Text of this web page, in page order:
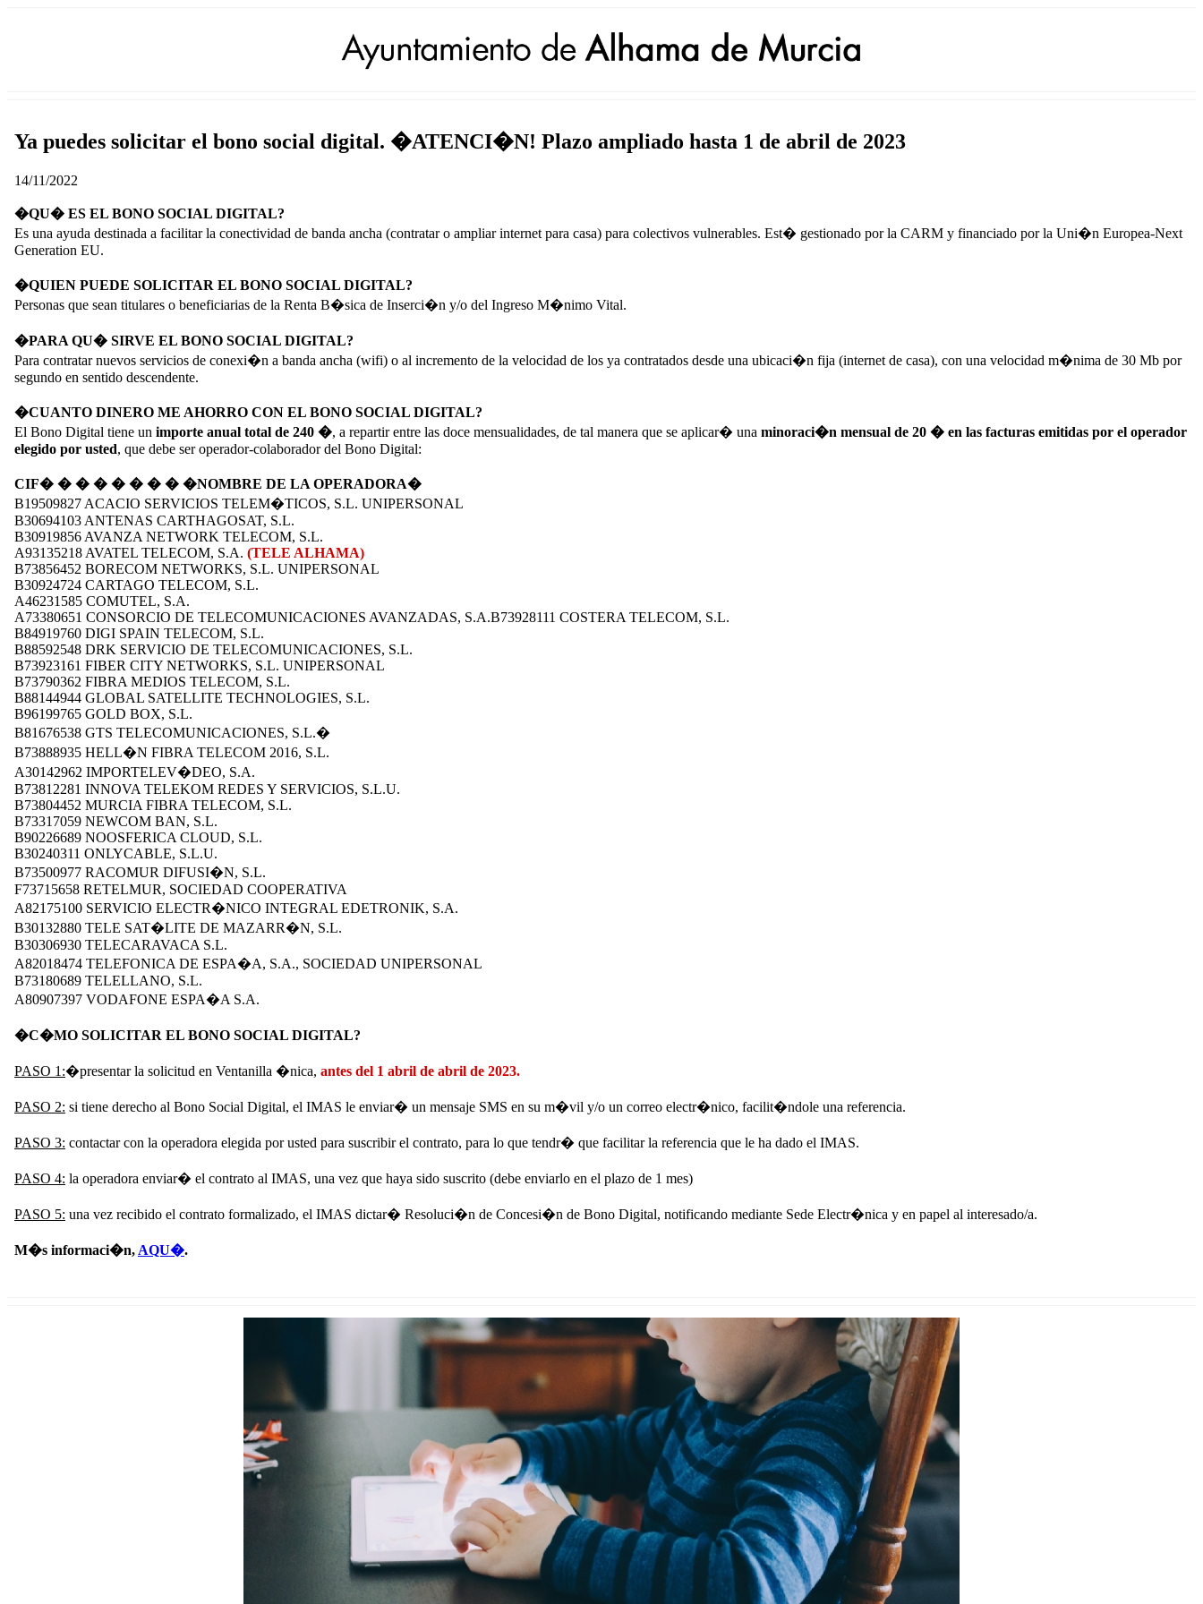
Ya puedes solicitar el bono social digital. �ATENCI�N! Plazo ampliado hasta 1 de abril de 2023
14/11/2022
�QU� ES EL BONO SOCIAL DIGITAL?
Es una ayuda destinada a facilitar la conectividad de banda ancha (contratar o ampliar internet para casa) para colectivos vulnerables. Est� gestionado por la CARM y financiado por la Uni�n Europea-Next
Generation EU.
�QUIEN PUEDE SOLICITAR EL BONO SOCIAL DIGITAL?
Personas que sean titulares o beneficiarias de la Renta B�sica de Inserci�n y/o del Ingreso M�nimo Vital.
�PARA QU� SIRVE EL BONO SOCIAL DIGITAL?
Para contratar nuevos servicios de conexi�n a banda ancha (wifi) o al incremento de la velocidad de los ya contratados desde una ubicaci�n fija (internet de casa), con una velocidad m�nima de 30 Mb por
segundo en sentido descendente.
�CUANTO DINERO ME AHORRO CON EL BONO SOCIAL DIGITAL?
El Bono Digital tiene un importe anual total de 240 �, a repartir entre las doce mensualidades, de tal manera que se aplicar� una minoraci�n mensual de 20 � en las facturas emitidas por el operador
elegido por usted, que debe ser operador-colaborador del Bono Digital:
CIF� � � � � � � � �NOMBRE DE LA OPERADORA�
B19509827 ACACIO SERVICIOS TELEM�TICOS, S.L. UNIPERSONAL
B30694103 ANTENAS CARTHAGOSAT, S.L.
B30919856 AVANZA NETWORK TELECOM, S.L.
A93135218 AVATEL TELECOM, S.A. (TELE ALHAMA)
B73856452 BORECOM NETWORKS, S.L. UNIPERSONAL
B30924724 CARTAGO TELECOM, S.L.
A46231585 COMUTEL, S.A.
A73380651 CONSORCIO DE TELECOMUNICACIONES AVANZADAS, S.A.B73928111 COSTERA TELECOM, S.L.
B84919760 DIGI SPAIN TELECOM, S.L.
B88592548 DRK SERVICIO DE TELECOMUNICACIONES, S.L.
B73923161 FIBER CITY NETWORKS, S.L. UNIPERSONAL
B73790362 FIBRA MEDIOS TELECOM, S.L.
B88144944 GLOBAL SATELLITE TECHNOLOGIES, S.L.
B96199765 GOLD BOX, S.L.
B81676538 GTS TELECOMUNICACIONES, S.L.�
B73888935 HELL�N FIBRA TELECOM 2016, S.L.
A30142962 IMPORTELEV�DEO, S.A.
B73812281 INNOVA TELEKOM REDES Y SERVICIOS, S.L.U.
B73804452 MURCIA FIBRA TELECOM, S.L.
B73317059 NEWCOM BAN, S.L.
B90226689 NOOSFERICA CLOUD, S.L.
B30240311 ONLYCABLE, S.L.U.
B73500977 RACOMUR DIFUSI�N, S.L.
F73715658 RETELMUR, SOCIEDAD COOPERATIVA
A82175100 SERVICIO ELECTR�NICO INTEGRAL EDETRONIK, S.A.
B30132880 TELE SAT�LITE DE MAZARR�N, S.L.
B30306930 TELECARAVACA S.L.
A82018474 TELEFONICA DE ESPA�A, S.A., SOCIEDAD UNIPERSONAL
B73180689 TELELLANO, S.L.
A80907397 VODAFONE ESPA�A S.A.
�C�MO SOLICITAR EL BONO SOCIAL DIGITAL?
PASO 1:�presentar la solicitud en Ventanilla �nica, antes del 1 abril de abril de 2023.
PASO 2: si tiene derecho al Bono Social Digital, el IMAS le enviar� un mensaje SMS en su m�vil y/o un correo electr�nico, facilit�ndole una referencia.
PASO 3: contactar con la operadora elegida por usted para suscribir el contrato, para lo que tendr� que facilitar la referencia que le ha dado el IMAS.
PASO 4: la operadora enviar� el contrato al IMAS, una vez que haya sido suscrito (debe enviarlo en el plazo de 1 mes)
PASO 5: una vez recibido el contrato formalizado, el IMAS dictar� Resoluci�n de Concesi�n de Bono Digital, notificando mediante Sede Electr�nica y en papel al interesado/a.
M�s informaci�n, AQU�.